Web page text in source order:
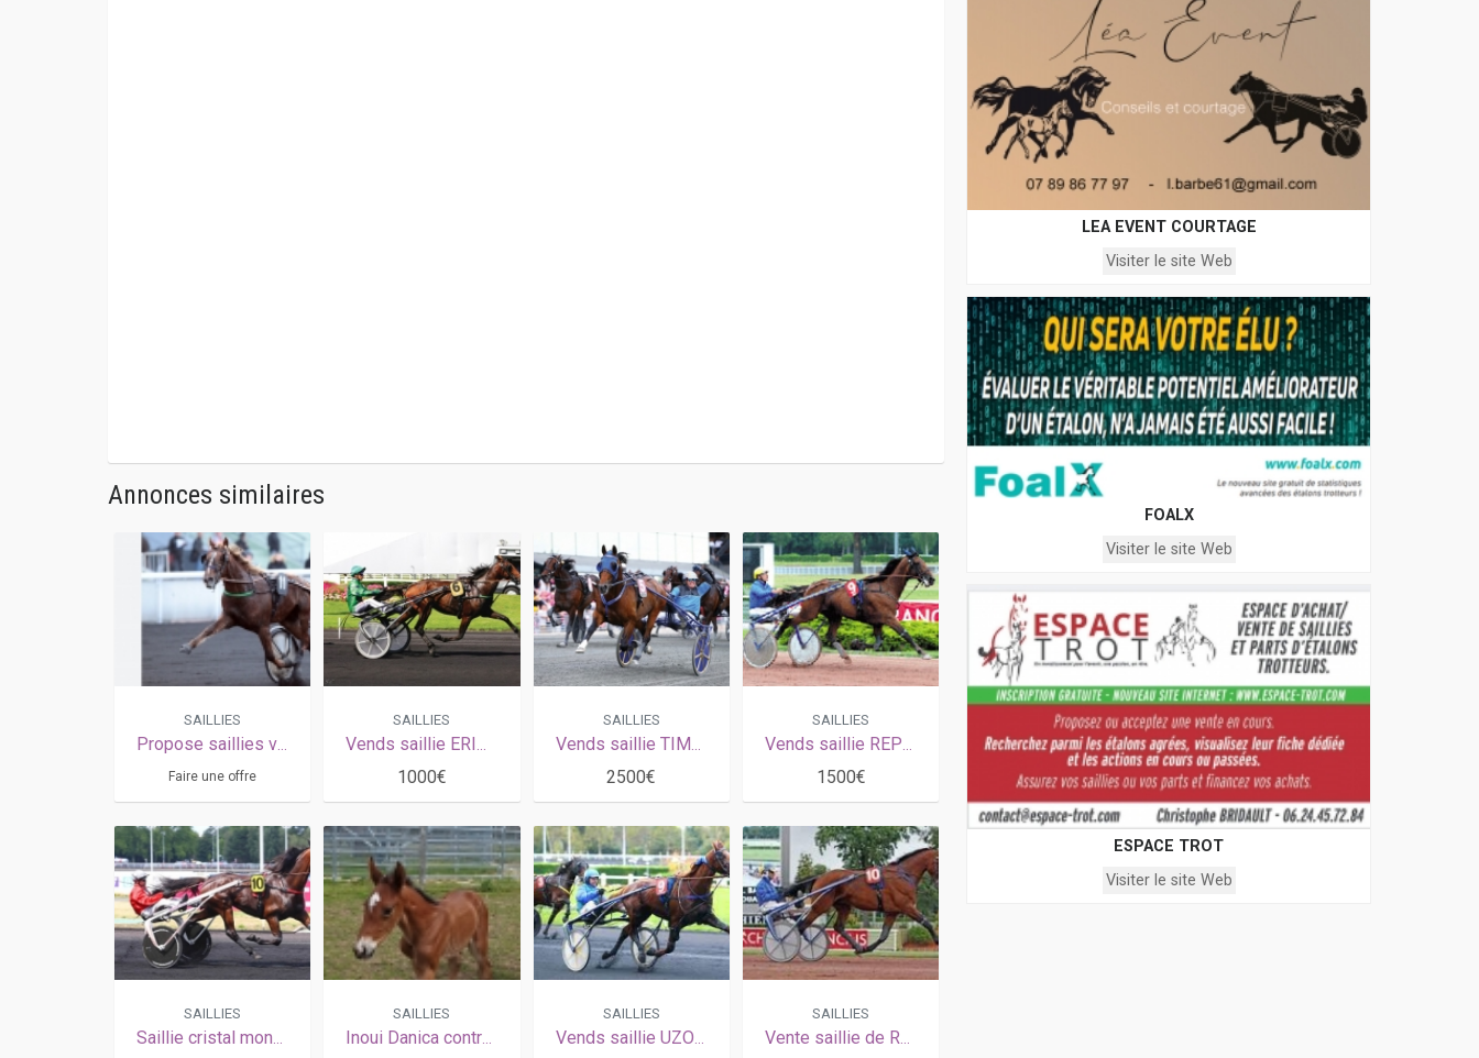
Annonces similaires
SAILLIES
Propose saillies vente ou arrangement prime eleveur
Faire une offre
SAILLIES
Vends saillie ERIDAN (Ready Cash - Topaze d'Atout par Coktail Jet)
1000€
SAILLIES
Vends saillie TIMOKO (Imoko - Kiss Me Coulonces par And Arifant)
2500€
SAILLIES
Vends saillie REPEAT LOVE ( Coktail Jet- Guilty of Love par And Arifant)
1500€
SAILLIES
Saillie cristal money
SAILLIES
Inoui Danica contre 50% de la prime
SAILLIES
Vends saillie UZO JOSSELYN (Love You - Lezira Josselyn par Workaholic)
SAILLIES
Vente saillie de Rodrigo Jet pour 2026
LEA EVENT COURTAGE
Visiter le site Web
FOALX
Visiter le site Web
ESPACE TROT
Visiter le site Web